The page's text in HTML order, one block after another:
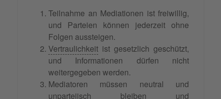
Teilnahme an Mediationen ist freiwillig,
und Parteien können jederzeit ohne
Folgen aussteigen.
Vertraulichkeit ist gesetzlich geschützt,
und Informationen dürfen nicht
weitergegeben werden.
Mediatoren müssen neutral und
unparteiisch bleiben und